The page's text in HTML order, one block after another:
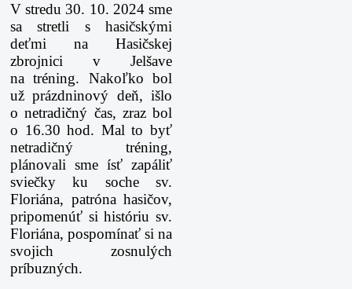
V stredu 30. 10. 2024 sme
sa stretli s hasičskými
deťmi na Hasičskej
zbrojnici v Jelšave
natréning. Nakoľko bol
už prázdninový deň, išlo
o netradičný čas, zraz bol
o 16.30 hod. Mal to byť
netradičný tréning,
plánovali sme ísť zapáliť
sviečky ku soche sv.
Floriána, patróna hasičov,
pripomenúť si históriu sv.
Floriána, pospomínať si na
svojich zosnulých
príbuzných.